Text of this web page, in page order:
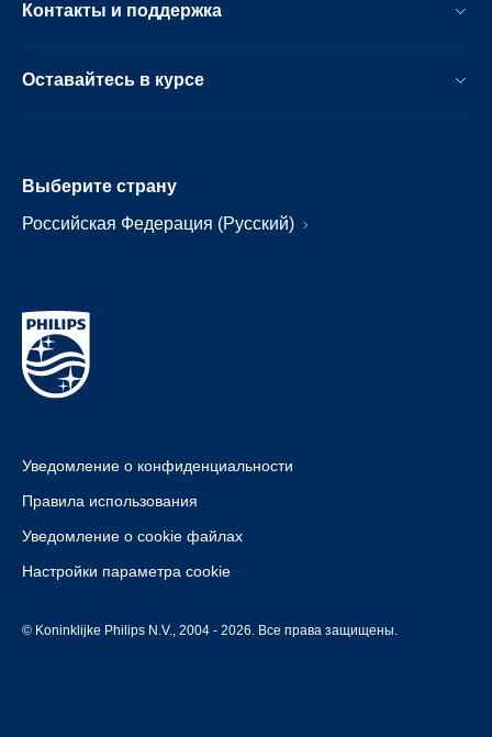
Контакты и поддержка
Оставайтесь в курсе
Выберите страну
Российская Федерация (Русский)
Уведомление о конфиденциальности
Правила использования
Уведомление о cookie файлах
Настройки параметра cookie
© Koninklijke Philips N.V., 2004 - 2026. Все права защищены.